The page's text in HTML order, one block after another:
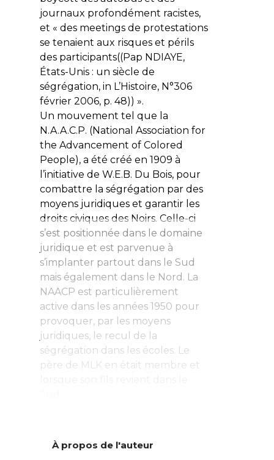
journaux profondément racistes,
et « des meetings de protestations
se tenaient aux risques et périls
des participants((Pap NDIAYE,
États-Unis : un siècle de
ségrégation, in L’Histoire, N°306
février 2006, p. 48)) ».
Un mouvement tel que la
N.A.A.C.P. (National Association for
the Advancement of Colored
People), a été créé en 1909 à
l’initiative de W.E.B. Du Bois, pour
combattre la ségrégation par des
moyens juridiques et garantir les
droits civiques des Noirs. Celle-ci
s’est positionnée dans le domaine
juridique et est parvenue à
s’implanter partout dans le Sud
mais également dans le Nord. La
NAACP est particulièrement
active dans les années 1950 pour
provoquer, par les moyens
juridiques, le recul de la
ségrégation dans les écoles. Le
père de MLK en était membre et
À propos de l'auteur